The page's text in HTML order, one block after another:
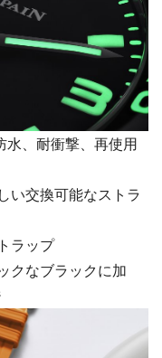
水、耐衝撃、再使用
い交換可能なストラ
ラップ
クなブラックに加